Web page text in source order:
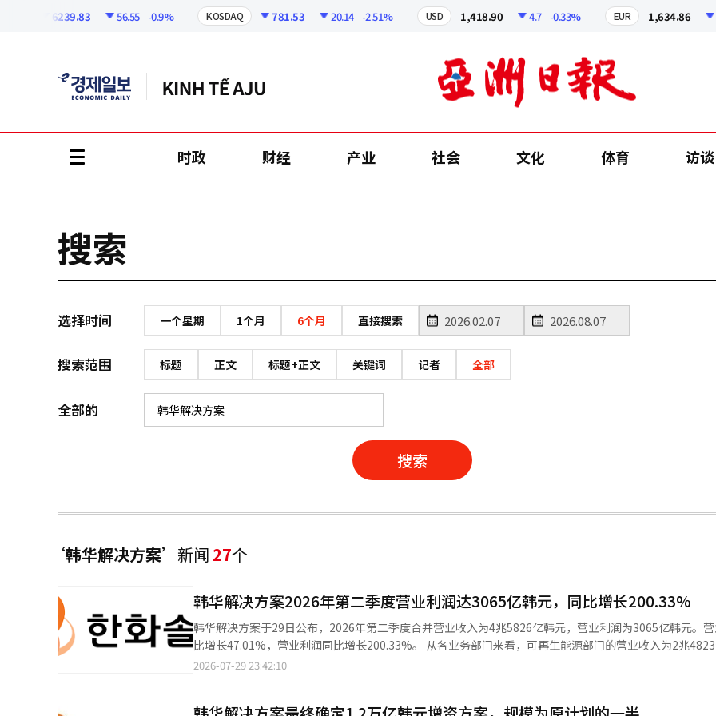
6239.83 56.55 -0.9% KOSDAQ 781.53 20.14 -2.51% USD 1,418.90 4.7 -0.33% EUR 1,634.86
时政 财经 产业 社会 文化 体育 访谈
搜索
选择时间 一个星期 1个月 6个月 直接搜索
搜索范围 标题 正文 标题+正文 关键词 记者 全部
全部的
搜索
‘韩华解决方案’ 新闻 27个
韩华解决方案2026年第二季度营业利润达3065亿韩元，同比增长200.33%
韩华解决方案于29日公布，2026年第二季度合并营业收入为4兆5826亿韩元，营业利润为3065亿韩元。
比增长47.01%，营业利润同比增长200.33%。 从各业务部门来看，可再生能源部门的营业收入为2兆4823亿韩元，
营业利润为1664亿韩元。由于模块销售价格上涨、开发资产出售以及住宅能源业务的稳定收入基础，营业
2026-07-29 23:42:10